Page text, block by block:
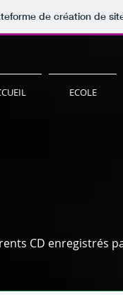
de création de
ECOLE
CD enregistrés